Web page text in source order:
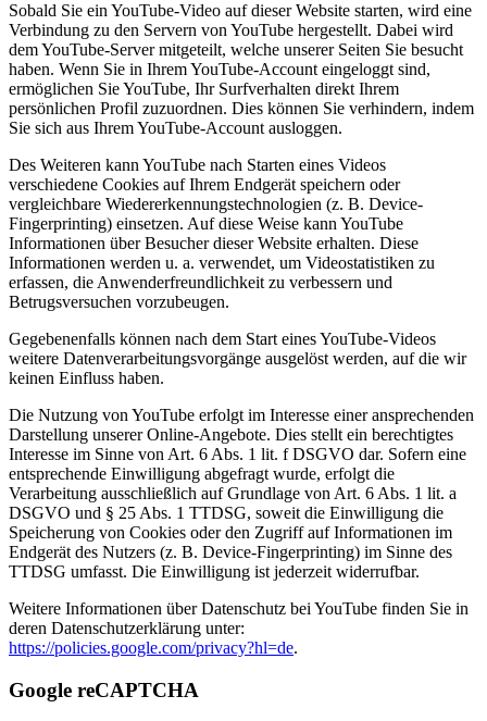
Sobald Sie ein YouTube-Video auf dieser Website starten, wird eine
Verbindung zu den Servern von YouTube hergestellt. Dabei wird
dem YouTube-Server mitgeteilt, welche unserer Seiten Sie besucht
haben. Wenn Sie in Ihrem YouTube-Account eingeloggt sind,
ermöglichen Sie YouTube, Ihr Surfverhalten direkt Ihrem
persönlichen Profil zuzuordnen. Dies können Sie verhindern, indem
Sie sich aus Ihrem YouTube-Account ausloggen.
Des Weiteren kann YouTube nach Starten eines Videos
verschiedene Cookies auf Ihrem Endgerät speichern oder
vergleichbare Wiedererkennungstechnologien (z. B. Device-
Fingerprinting) einsetzen. Auf diese Weise kann YouTube
Informationen über Besucher dieser Website erhalten. Diese
Informationen werden u. a. verwendet, um Videostatistiken zu
erfassen, die Anwenderfreundlichkeit zu verbessern und
Betrugsversuchen vorzubeugen.
Gegebenenfalls können nach dem Start eines YouTube-Videos
weitere Datenverarbeitungsvorgänge ausgelöst werden, auf die wir
keinen Einfluss haben.
Die Nutzung von YouTube erfolgt im Interesse einer ansprechenden
Darstellung unserer Online-Angebote. Dies stellt ein berechtigtes
Interesse im Sinne von Art. 6 Abs. 1 lit. f DSGVO dar. Sofern eine
entsprechende Einwilligung abgefragt wurde, erfolgt die
Verarbeitung ausschließlich auf Grundlage von Art. 6 Abs. 1 lit. a
DSGVO und § 25 Abs. 1 TTDSG, soweit die Einwilligung die
Speicherung von Cookies oder den Zugriff auf Informationen im
Endgerät des Nutzers (z. B. Device-Fingerprinting) im Sinne des
TTDSG umfasst. Die Einwilligung ist jederzeit widerrufbar.
Weitere Informationen über Datenschutz bei YouTube finden Sie in
deren Datenschutzerklärung unter:
https://policies.google.com/privacy?hl=de.
Google reCAPTCHA